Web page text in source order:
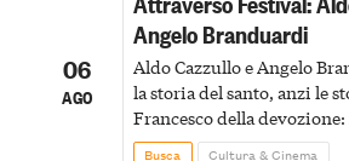
06
AGO
Angelo Branduardi
Aldo Cazzullo e Angelo
la storia del santo, anzi le
Francesco della
agli uccelli, le stimmate
Busca Cultura & Cinema